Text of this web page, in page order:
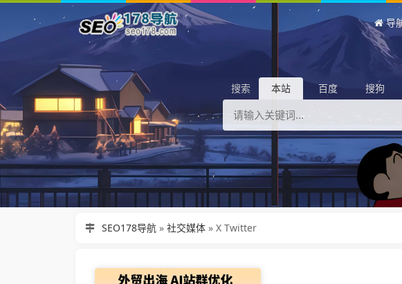
导
搜索 本站 百度 搜狗
SEO178导航» 社交媒体» X Twitter